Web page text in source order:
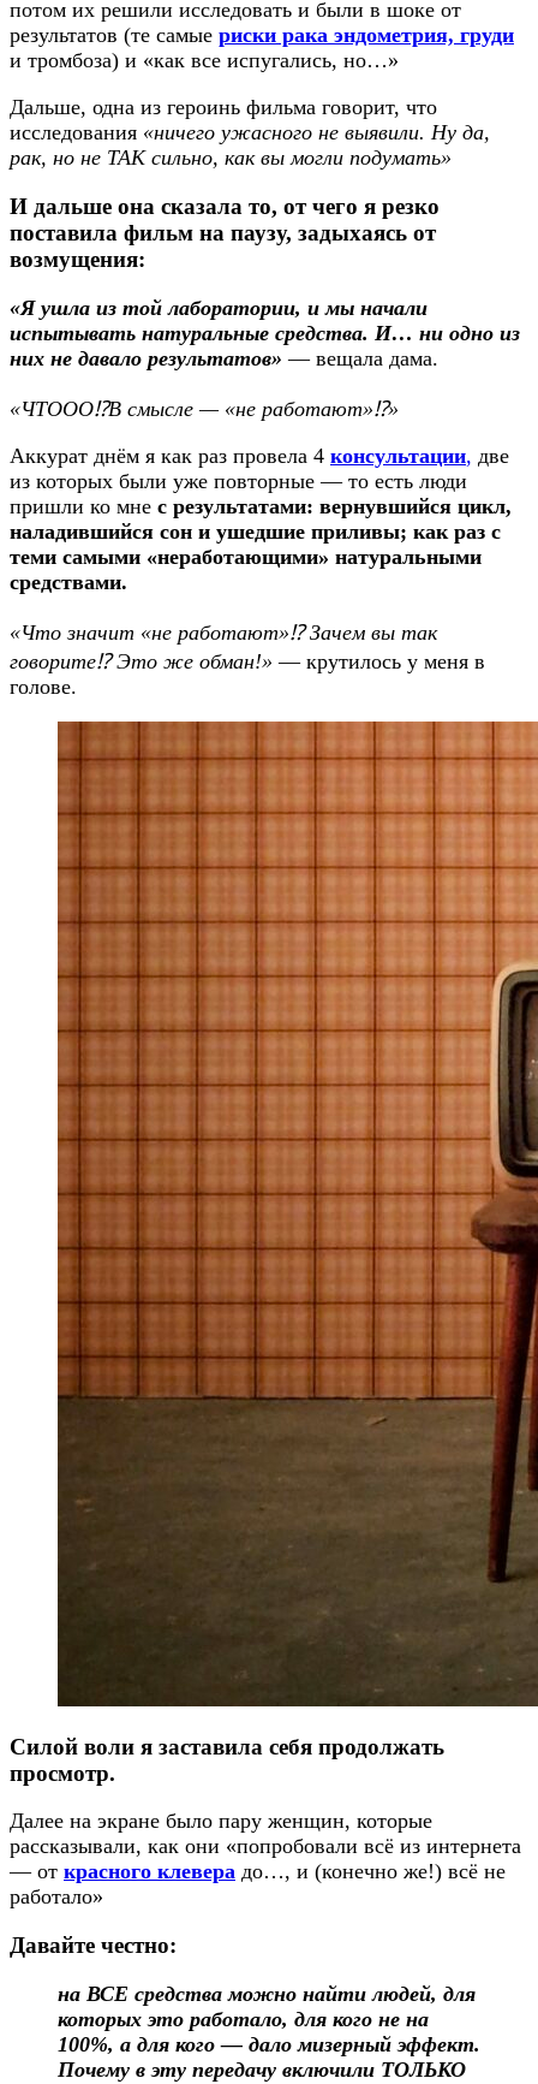
потом их решили исследовать и были в шоке от
результатов (те самые риски рака эндометрия, груди
и тромбоза) и «как все испугались, но…»
Дальше, одна из героинь фильма говорит, что
исследования «ничего ужасного не выявили. Ну да,
рак, но не ТАК сильно, как вы могли подумать»
И дальше она сказала то, от чего я резко
поставила фильм на паузу, задыхаясь от
возмущения:
«Я ушла из той лаборатории, и мы начали
испытывать натуральные средства. И… ни одно из
них не давало результатов» — вещала дама.
«ЧТООО⁉️В смысле — «не работают»⁉️»
Аккурат днём я как раз провела 4 консультации, две
из которых были уже повторные — то есть люди
пришли ко мне с результатами: вернувшийся цикл,
наладившийся сон и ушедшие приливы; как раз с
теми самыми «неработающими» натуральными
средствами.
«Что значит «не работают»⁉️ Зачем вы так
говорите⁉️ Это же обман!» — крутилось у меня в
голове.
Силой воли я заставила себя продолжать
просмотр.
Далее на экране было пару женщин, которые
рассказывали, как они «попробовали всё из интернета
— от красного клевера до…, и (конечно же!) всё не
работало»
Давайте честно:
на ВСЕ средства можно найти людей, для
которых это работало, для кого не на
100%, а для кого — дало мизерный эффект.
Почему в эту передачу включили ТОЛЬКО